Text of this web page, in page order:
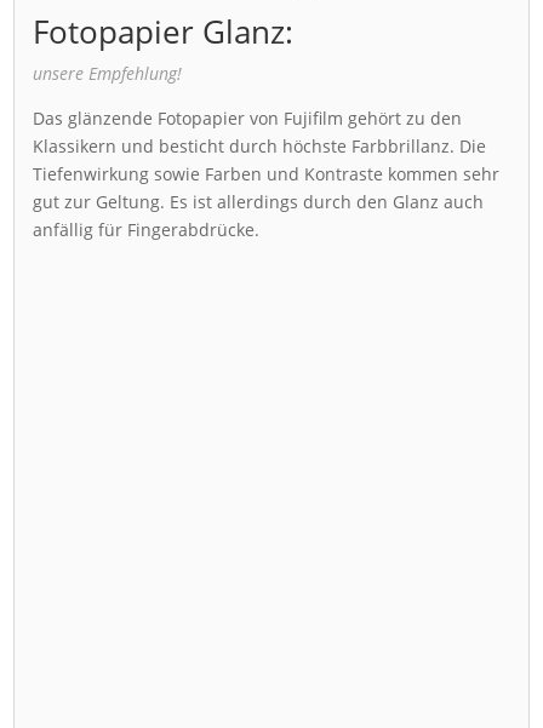
Fotopapier Glanz:
unsere Empfehlung!
Das glänzende Fotopapier von Fujifilm gehört zu den
Klassikern und besticht durch höchste Farbbrillanz. Die
Tiefenwirkung sowie Farben und Kontraste kommen sehr
gut zur Geltung. Es ist allerdings durch den Glanz auch
anfällig für Fingerabdrücke.